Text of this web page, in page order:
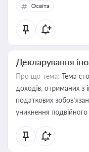
Освіта
Декларування
Про що тема: Тема
доходів, отриманих з
податкових
уникнення